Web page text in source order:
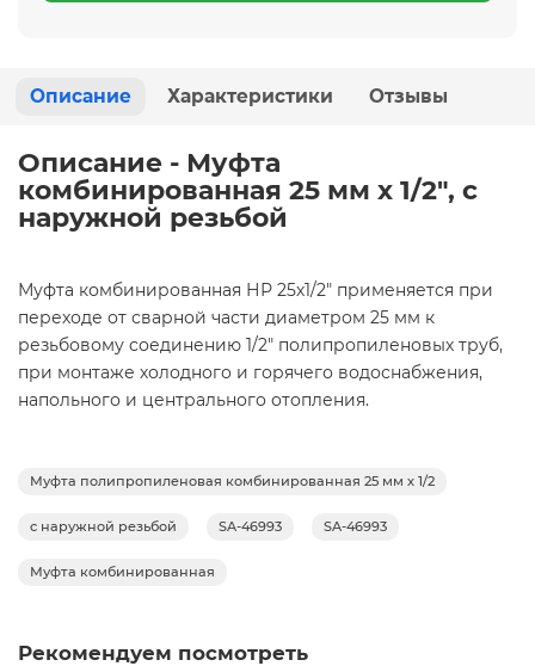
Описание Характеристики Отзывы
Описание - Муфта
комбинированная 25 мм х 1/2", с
наружной резьбой
Муфта комбинированная НР 25х1/2" применяется при
переходе от сварной части диаметром 25 мм к
резьбовому соединению 1/2" полипропиленовых труб,
при монтаже холодного и горячего водоснабжения,
напольного и центрального отопления.
Муфта полипропиленовая комбинированная 25 мм х 1/2
с наружной резьбой SA-46993 SA-46993
Муфта комбинированная
Рекомендуем посмотреть